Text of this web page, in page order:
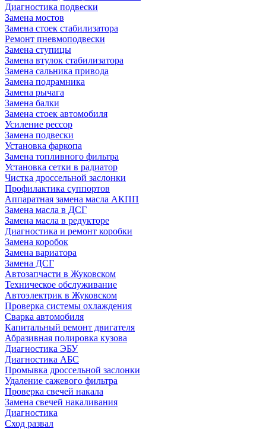
Диагностика подвески
Замена мостов
Замена стоек стабилизатора
Ремонт пневмоподвески
Замена ступицы
Замена втулок стабилизатора
Замена сальника привода
Замена подрамника
Замена рычага
Замена балки
Замена стоек автомобиля
Усиление рессор
Замена подвески
Установка фаркопа
Замена топливного фильтра
Установка сетки в радиатор
Чистка дроссельной заслонки
Профилактика суппортов
Аппаратная замена масла АКПП
Замена масла в ДСГ
Замена масла в редукторе
Диагностика и ремонт коробки
Замена коробок
Замена вариатора
Замена ДСГ
Автозапчасти в Жуковском
Техническое обслуживание
Автоэлектрик в Жуковском
Проверка системы охлаждения
Сварка автомобиля
Капитальный ремонт двигателя
Абразивная полировка кузова
Диагностика ЭБУ
Диагностика АБС
Промывка дроссельной заслонки
Удаление сажевого фильтра
Проверка свечей накала
Замена свечей накаливания
Диагностика
Сход развал